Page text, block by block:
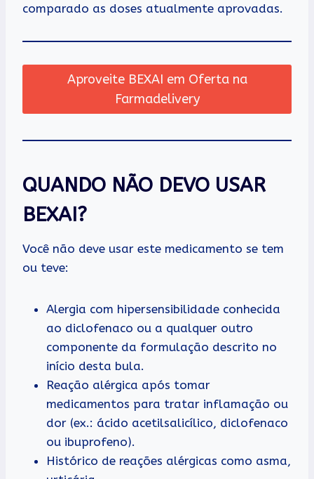
comparado as doses atualmente aprovadas.
Aproveite BEXAI em Oferta na
Farmadelivery
QUANDO NÃO DEVO USAR
BEXAI?
Você não deve usar este medicamento se tem
ou teve:
Alergia com hipersensibilidade conhecida
ao diclofenaco ou a qualquer outro
componente da formulação descrito no
início desta bula.
Reação alérgica após tomar
medicamentos para tratar inflamação ou
dor (ex.: ácido acetilsalicílico, diclofenaco
ou ibuprofeno).
Histórico de reações alérgicas como asma,